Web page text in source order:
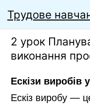
Перейти
до
вмісту
УРОКИ
Матеріали до уроків
інформатики,
трудового
Трудове
2 урок
виконання
Ескізи виробів
Ескіз виробу —